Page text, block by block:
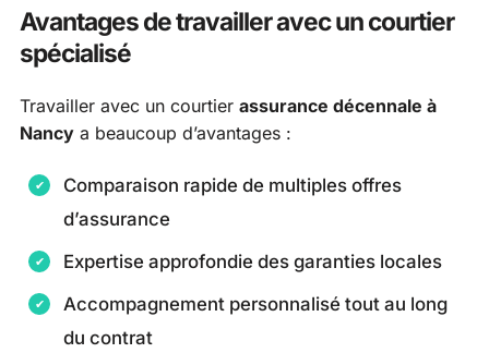
Avantages de travailler avec un courtier
spécialisé
Travailler avec un courtier assurance décennale à
Nancy a beaucoup d’avantages :
Comparaison rapide de multiples offres
d’assurance
Expertise approfondie des garanties locales
Accompagnement personnalisé tout au long
du contrat